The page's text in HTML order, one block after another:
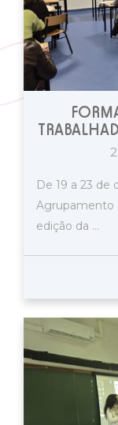
De 19 a 23 de
Agrupamento
edição da ...